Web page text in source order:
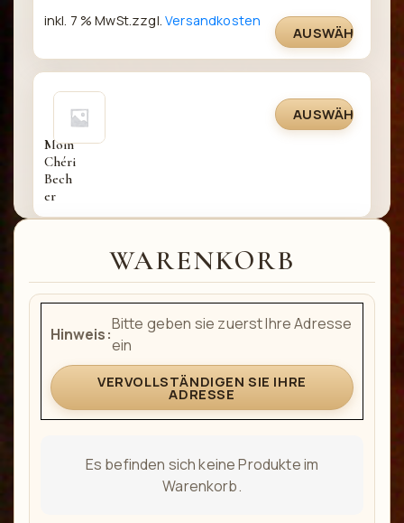
inkl. 7 % MwSt.zzgl.Versandkosten
AUSWÄHLEN
Moin
Chéri
Bech
er
AUSWÄHLEN
WARENKORB
Hinweis:
Bitte geben sie zuerst Ihre Adresse
ein
VERVOLLSTÄNDIGEN SIE IHRE
ADRESSE
Es befinden sich keine Produkte im
Warenkorb.